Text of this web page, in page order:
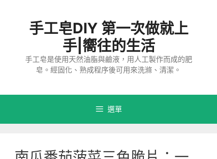
手工皂DIY 第一次做就上
手|嚮往的生活
手工皂是使用天然油脂與鹼液，用人工製作而成的肥
皂。經固化、熟成程序後可用來洗滌、清潔。
選單